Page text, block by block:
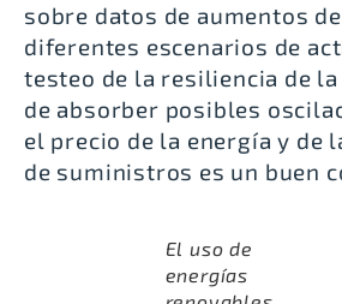
sobre datos de aumentos
diferentes escenarios de
testeo de la resiliencia de la
de absorber posibles
el precio de la energía y de
de suministros es un buen
El uso de
energías